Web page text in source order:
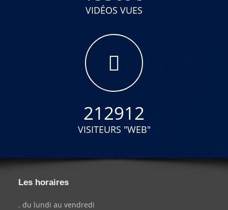
VIDÉOS VUES
212912
VISITEURS "WEB"
Les horaires
. du lundi au vendredi